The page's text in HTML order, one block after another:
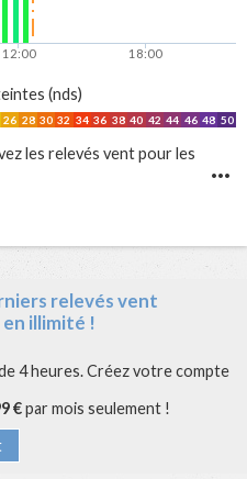
12:00 18:00
(nds)
26 28 30 32 34 36 38 40 42 44 46 48 50
les relevés vent pour les
relevés vent
illimité !
4 heures. Créez votre compte
€par mois seulement !